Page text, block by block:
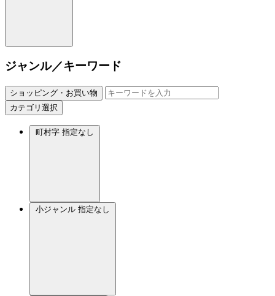
ジャンル／キーワード
ショッピング・お買い物
カテゴリ選択
町村字 指定なし
小ジャンル 指定なし